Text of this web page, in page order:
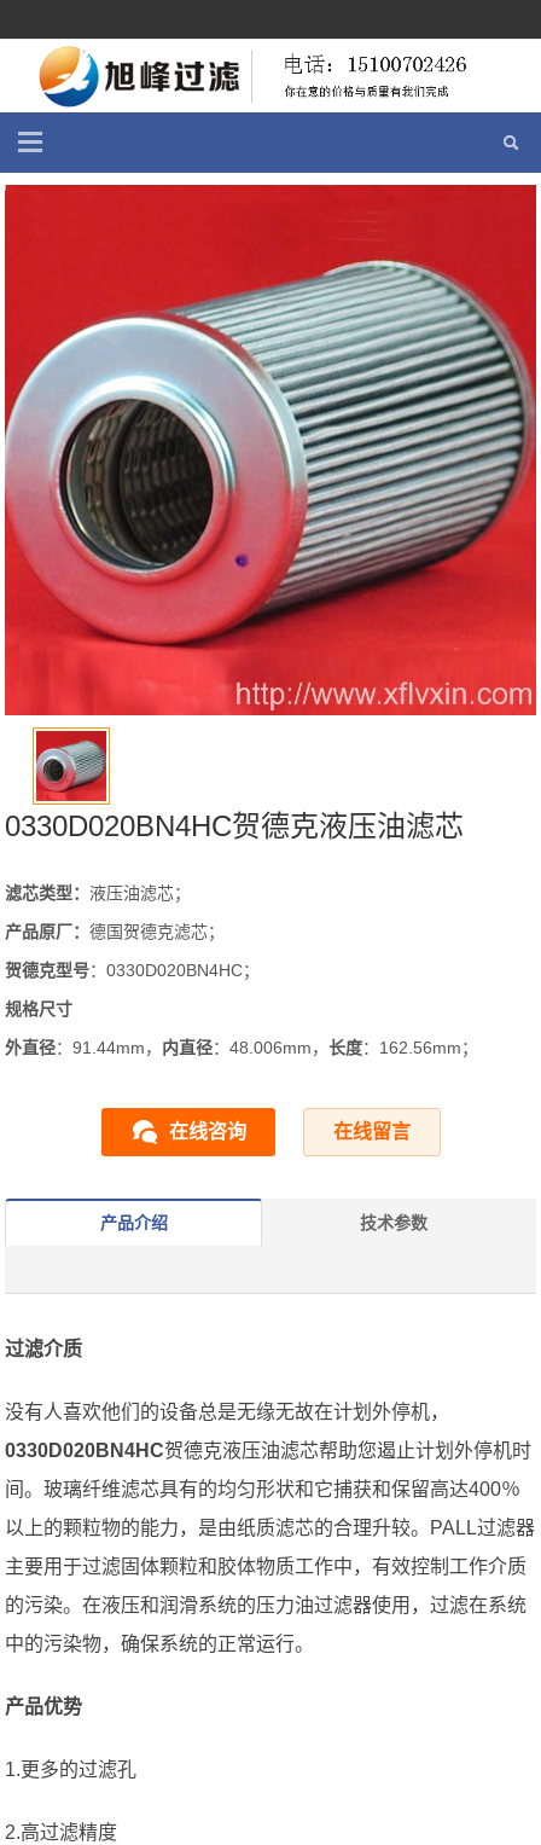
0330D020BN4HC贺德克液压油滤芯
滤芯类型：液压油滤芯；
产品原厂：德国贺德克滤芯；
贺德克型号：0330D020BN4HC；
规格尺寸
外直径：91.44mm， 内直径：48.006mm，长度：162.56mm；
在线咨询 在线留言
产品介绍 技术参数
过滤介质
没有人喜欢他们的设备总是无缘无故在计划外停机，
0330D020BN4HC贺德克液压油滤芯帮助您遏止计划外停机时
间。玻璃纤维滤芯具有的均匀形状和它捕获和保留高达400％
以上的颗粒物的能力，是由纸质滤芯的合理升较。PALL过滤器
主要用于过滤固体颗粒和胶体物质工作中，有效控制工作介质
的污染。在液压和润滑系统的压力油过滤器使用，过滤在系统
中的污染物，确保系统的正常运行。
产品优势
1.更多的过滤孔
2.高过滤精度